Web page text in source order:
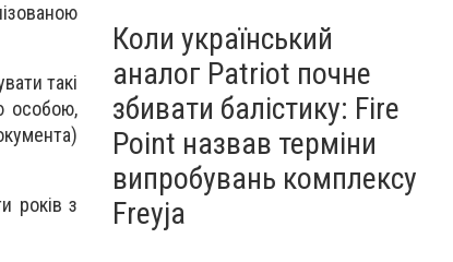
такі
особою,
років з
Коли український
аналог Patriot почне
збивати балістику: Fire
Point назвав терміни
випробувань комплексу
Freyja